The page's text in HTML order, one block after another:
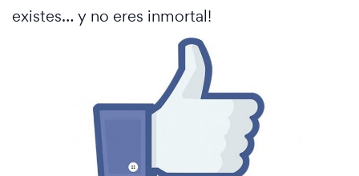
existes… y no eres inmortal!